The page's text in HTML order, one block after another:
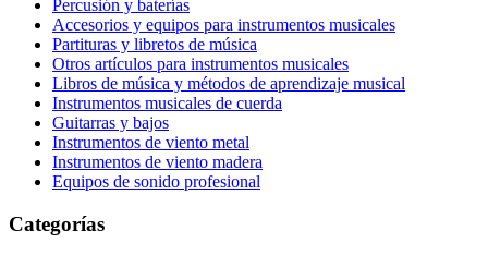
Percusión y baterías
Accesorios y equipos para instrumentos musicales
Partituras y libretos de música
Otros artículos para instrumentos musicales
Libros de música y métodos de aprendizaje musical
Instrumentos musicales de cuerda
Guitarras y bajos
Instrumentos de viento metal
Instrumentos de viento madera
Equipos de sonido profesional
Categorías